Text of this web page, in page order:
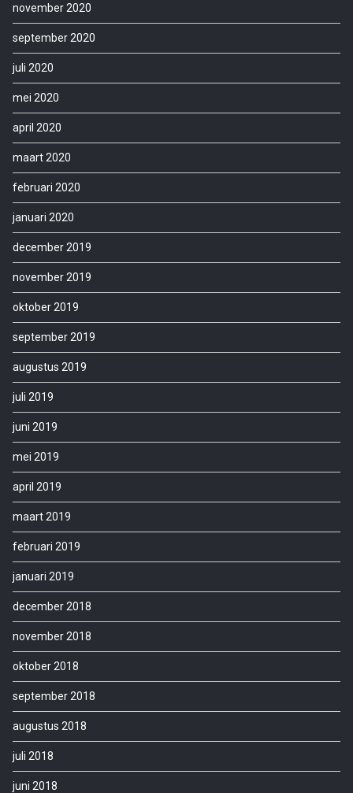
november 2020
september 2020
juli 2020
mei 2020
april 2020
maart 2020
februari 2020
januari 2020
december 2019
november 2019
oktober 2019
september 2019
augustus 2019
juli 2019
juni 2019
mei 2019
april 2019
maart 2019
februari 2019
januari 2019
december 2018
november 2018
oktober 2018
september 2018
augustus 2018
juli 2018
juni 2018